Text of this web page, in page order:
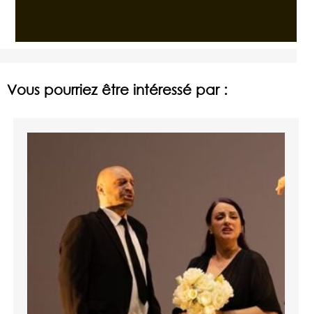
Vous pourriez être intéressé par :